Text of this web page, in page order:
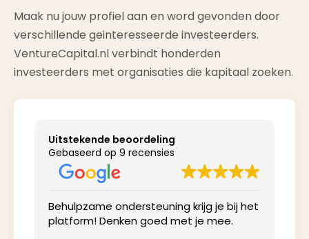
Maak nu jouw profiel aan en word gevonden door
verschillende geinteresseerde investeerders.
VentureCapital.nl verbindt honderden
investeerders met organisaties die kapitaal zoeken.
Uitstekende beoordeling
Gebaseerd op 9 recensies
Behulpzame ondersteuning krijg je bij het
platform! Denken goed met je mee.